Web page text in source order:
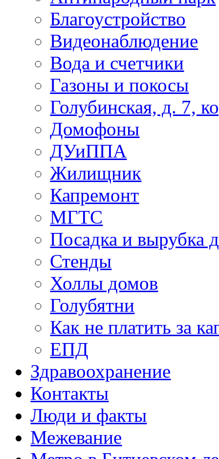
Благоустройство
Видеонаблюдение
Вода и счетчики
Газоны и покосы
Голубинская, д. 7,
Домофоны
ДУиППА
Жилищник
Капремонт
МГТС
Посадка и вырубка
Стенды
Холлы домов
Голубятни
Как не платить за
ЕПД
Здравоохранение
Контакты
Люди и факты
Межевание